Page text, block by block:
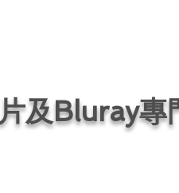
及Bluray